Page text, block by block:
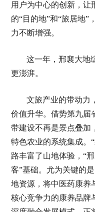
用户为中心的创新，让
的“目的地”和“旅居地”
力不断增强。
这一年，邢襄大地
更澎湃。
文旅产业的带动力
价值升华。借势第九届
带建设不再是景点叠加
特色农业的系统集成。
路丰富了山地体验，“
客”基础。尤为关键的
地资源，将中医药康养
核心竞争力的康养品牌